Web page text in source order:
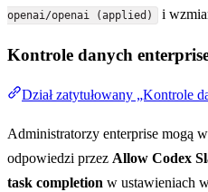
openai/openai (applied)
i
Kontrole danych
Dział zatytułowany „Kontrole
Administratorzy enterprise mogą
odpowiedzi przez Allow Codex
task completion w ustawieniach